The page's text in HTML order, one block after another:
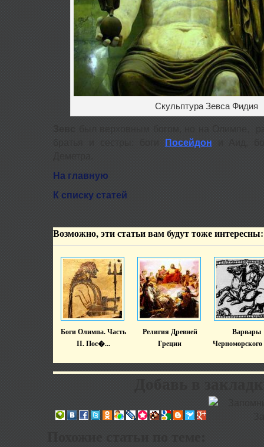
Скульптура Зевса Фидия
Зевс
был верховным богом, но на Олимпе,
братья и сестры: боги Посейдон и Аид,
Деметра.
На главную
К списку статей
Возможно, эти статьи вам будут тоже интересны:
Боги Олимпа. Часть
II. Пос�...
Религия Древней
Греции
Варвары
Добавь в
Похожие статьи по теме: